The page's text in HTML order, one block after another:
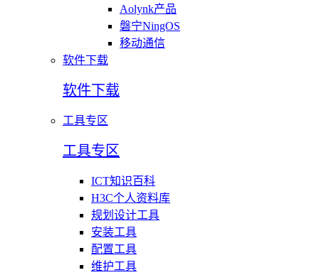
Aolynk产品
磐宁NingOS
移动通信
软件下载
软件下载
工具专区
工具专区
ICT知识百科
H3C个人资料库
规划设计工具
安装工具
配置工具
维护工具